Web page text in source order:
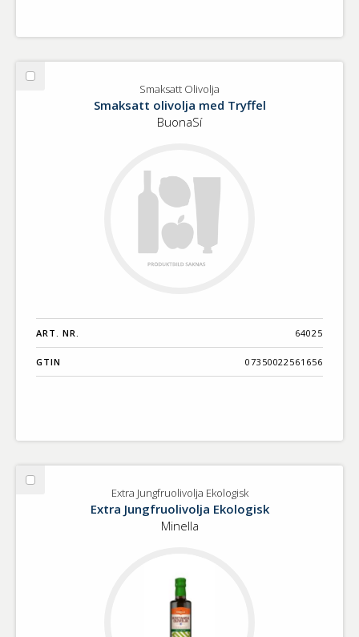
Välj
Smaksatt Olivolja
Smaksatt olivolja med Tryffel
BuonaSí
ART. NR. 64025
GTIN 07350022561656
Välj
Jungfruolivolja
Extra Jungfruolivolja Ekologisk
Extra Jungfruolivolja Ekologisk
Minella